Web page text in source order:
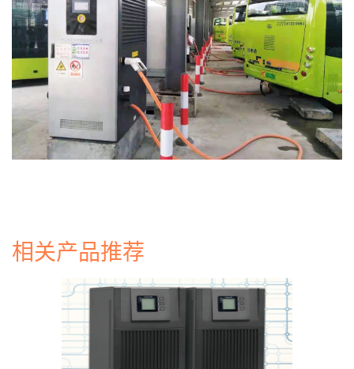
相关产品推荐